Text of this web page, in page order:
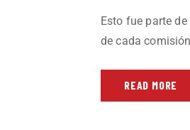
Esto fue parte
de cada
READ MORE